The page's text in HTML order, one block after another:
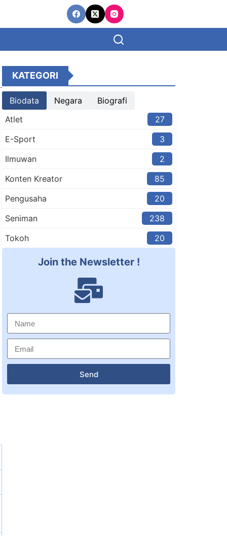
KATEGORI
Biodata Negara
Biografi
Atlet
27
E-Sport
3
Ilmuwan
2
Konten Kreator​
85
Pengusaha
20
Seniman
238
Tokoh
20
Join the Newsletter !
Send